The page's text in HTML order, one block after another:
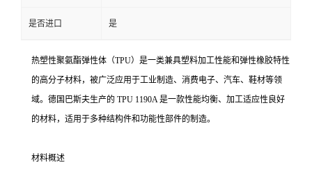
是否进口 是
热塑性聚氨酯弹性体（TPU）是一类兼具塑料加工性能和弹性橡胶特性
的高分子材料，被广泛应用于工业制造、消费电子、汽车、鞋材等领
域。德国巴斯夫生产的 TPU 1190A 是一款性能均衡、加工适应性良好
的材料，适用于多种结构件和功能性部件的制造。
材料概述